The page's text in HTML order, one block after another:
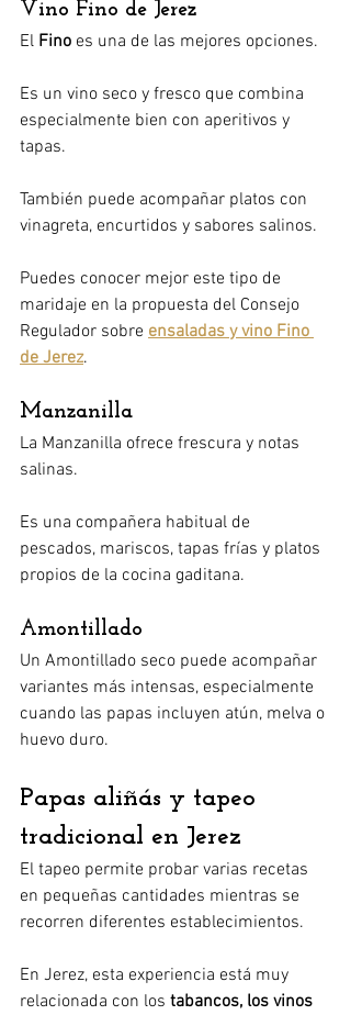
Vino Fino de Jerez
El Fino es una de las mejores opciones.
Es un vino seco y fresco que combina
especialmente bien con aperitivos y
tapas.
También puede acompañar platos con
vinagreta, encurtidos y sabores salinos.
Puedes conocer mejor este tipo de
maridaje en la propuesta del Consejo
Regulador sobre ensaladas y vino Fino
de Jerez.
Manzanilla
La Manzanilla ofrece frescura y notas
salinas.
Es una compañera habitual de
pescados, mariscos, tapas frías y platos
propios de la cocina gaditana.
Amontillado
Un Amontillado seco puede acompañar
variantes más intensas, especialmente
cuando las papas incluyen atún, melva o
huevo duro.
Papas aliñás y tapeo
tradicional en Jerez
El tapeo permite probar varias recetas
en pequeñas cantidades mientras se
recorren diferentes establecimientos.
En Jerez, esta experiencia está muy
relacionada con los tabancos, los vinos